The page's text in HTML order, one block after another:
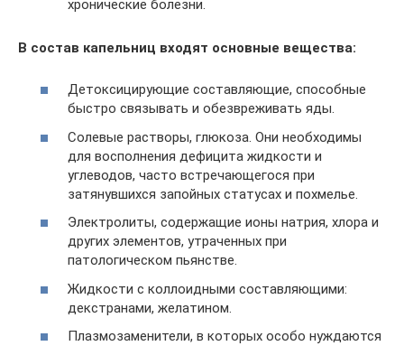
хронические болезни.
В состав капельниц входят основные вещества:
Детоксицирующие составляющие, способные
быстро связывать и обезвреживать яды.
Солевые растворы, глюкоза. Они необходимы
для восполнения дефицита жидкости и
углеводов, часто встречающегося при
затянувшихся запойных статусах и похмелье.
Электролиты, содержащие ионы натрия, хлора и
других элементов, утраченных при
патологическом пьянстве.
Жидкости с коллоидными составляющими:
декстранами, желатином.
Плазмозаменители, в которых особо нуждаются